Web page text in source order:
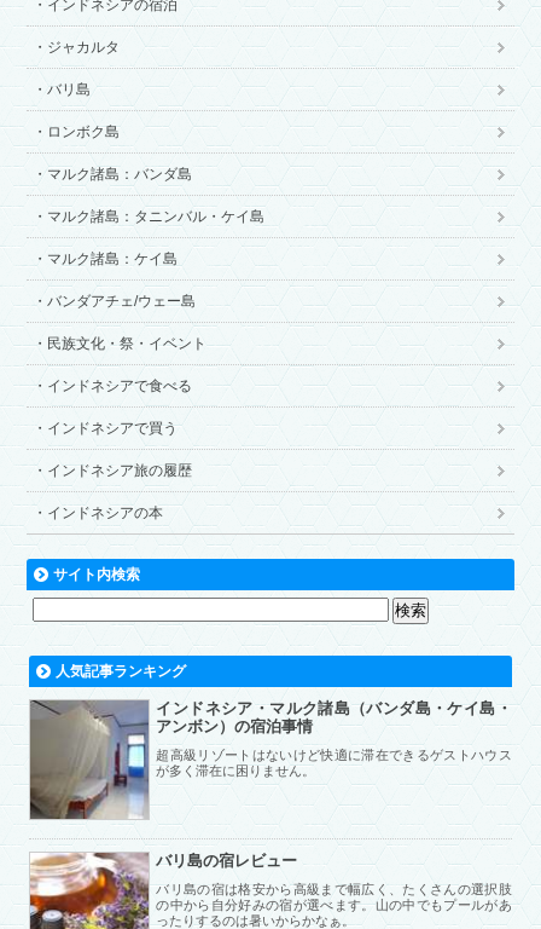
インドネシアの宿泊
ジャカルタ
バリ島
ロンボク島
マルク諸島：バンダ島
マルク諸島：タニンバル・ケイ島
マルク諸島：ケイ島
バンダアチェ/ウェー島
民族文化・祭・イベント
インドネシアで食べる
インドネシアで買う
インドネシア旅の履歴
インドネシアの本
サイト内検索
人気記事ランキング
インドネシア・マルク諸島（バンダ島・ケイ島・
アンボン）の宿泊事情
超高級リゾートはないけど快適に滞在できるゲストハウス
が多く滞在に困りません。
バリ島の宿レビュー
バリ島の宿は格安から高級まで幅広く、たくさんの選択肢
の中から自分好みの宿が選べます。山の中でもプールがあ
ったりするのは暑いからかなぁ。